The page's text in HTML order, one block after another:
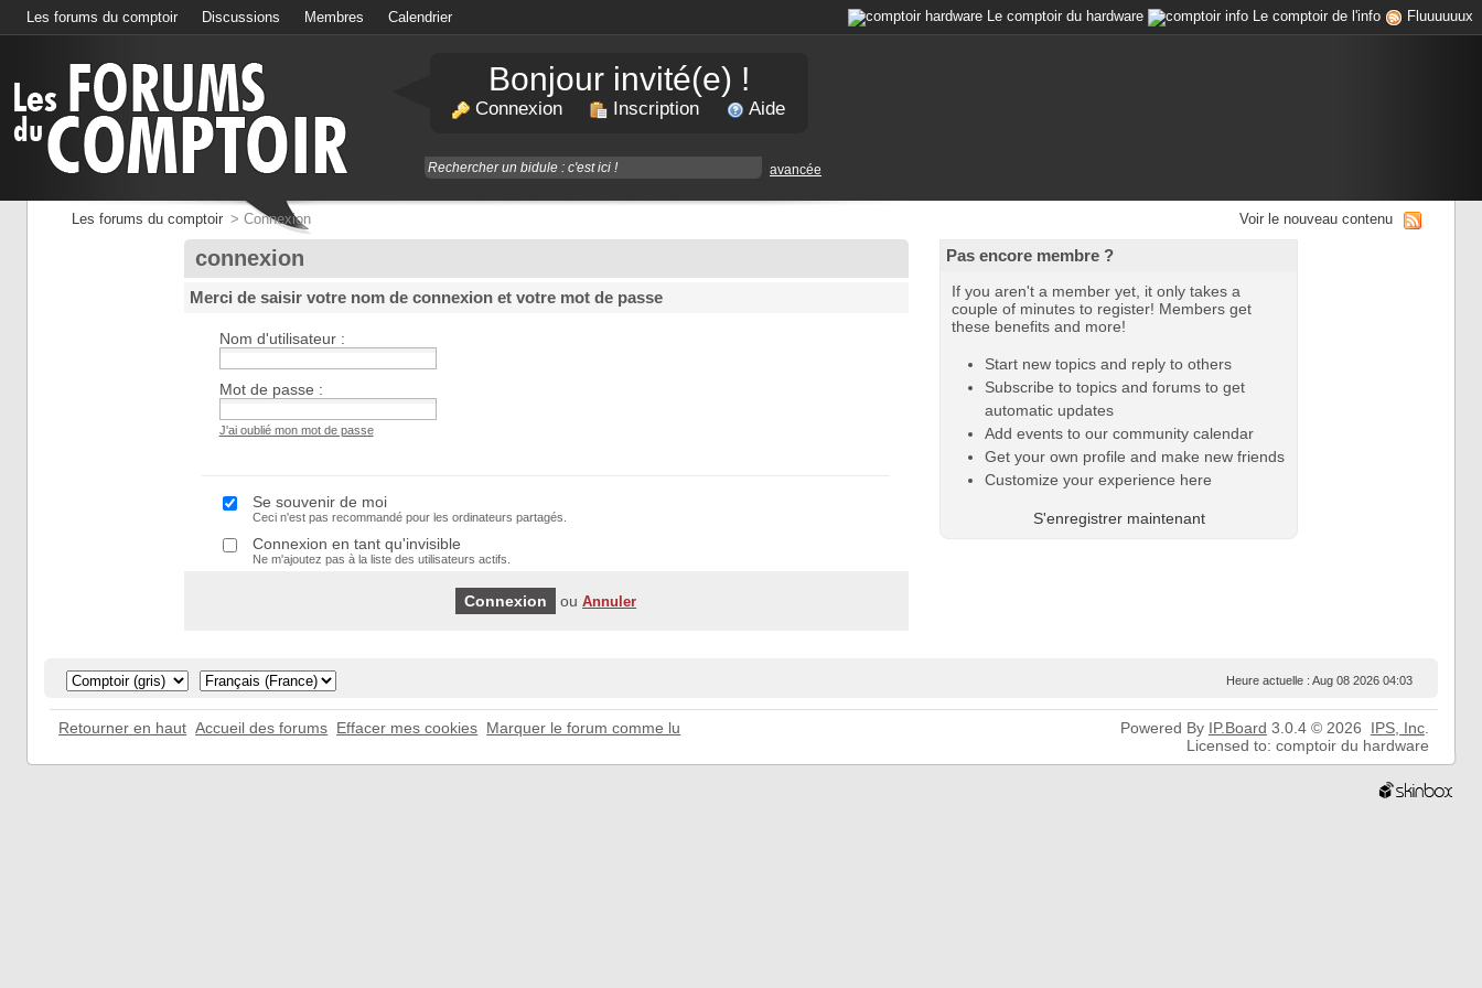
Les forums du comptoir Discussions Membres Calendrier Le comptoir du hardware Le comptoir de l'info Fluuuuuux
Bonjour invité(e) !
Connexion Inscription Aide
avancée
Les forums du comptoir > Connexion Voir le nouveau contenu
connexion
Merci de saisir votre nom de connexion et votre mot de passe
Nom d'utilisateur :
Mot de passe :
J'ai oublié mon mot de passe
Se souvenir de moi
Ceci n'est pas recommandé pour les ordinateurs partagés.
Connexion en tant qu'invisible
Ne m'ajoutez pas à la liste des utilisateurs actifs.
ouAnnuler
Pas encore membre ?
If you aren't a member yet, it only takes a
couple of minutes to register! Members get
these benefits and more!
Start new topics and reply to others
Subscribe to topics and forums to get
automatic updates
Add events to our community calendar
Get your own profile and make new friends
Customize your experience here
S'enregistrer maintenant
Heure actuelle : Aug 08 2026 04:03
Retourner en haut Accueil des forums Effacer mes cookies Marquer le forum comme lu Powered By IP.Board 3.0.4 © 2026 IPS, Inc.
Licensed to: comptoir du hardware